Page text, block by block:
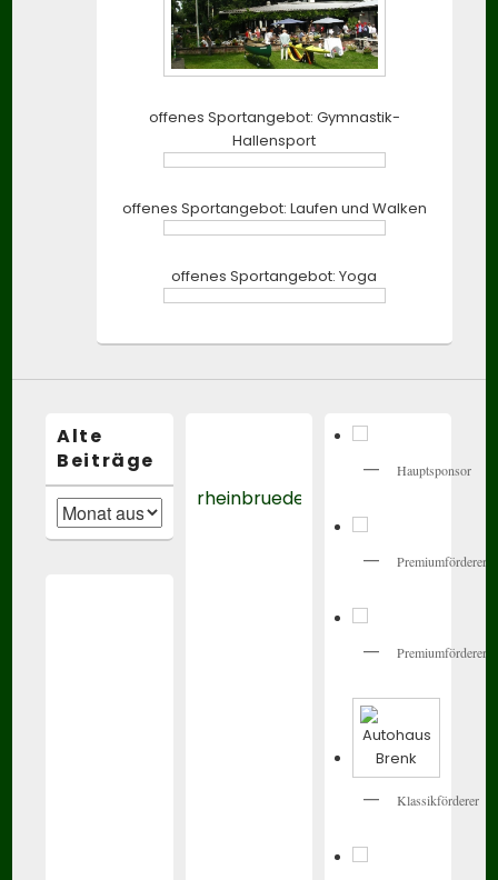
offenes Sportangebot: Gymnastik-
Hallensport
offenes Sportangebot: Laufen und Walken
offenes Sportangebot: Yoga
Alte
Beiträge
Alte
Beiträge
rheinbrueder_karlsruhe
Hauptsponsor
Premiumförderer
Premiumförderer
Klassikförderer